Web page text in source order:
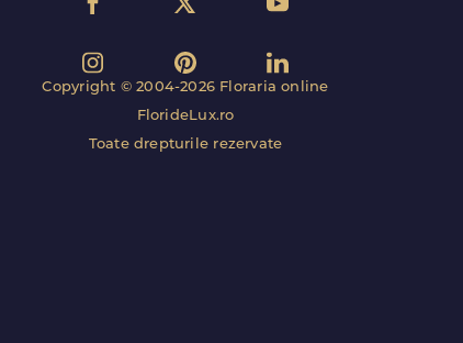
Copyright © 2004-2026 Floraria online
FlorideLux.ro
Toate drepturile rezervate